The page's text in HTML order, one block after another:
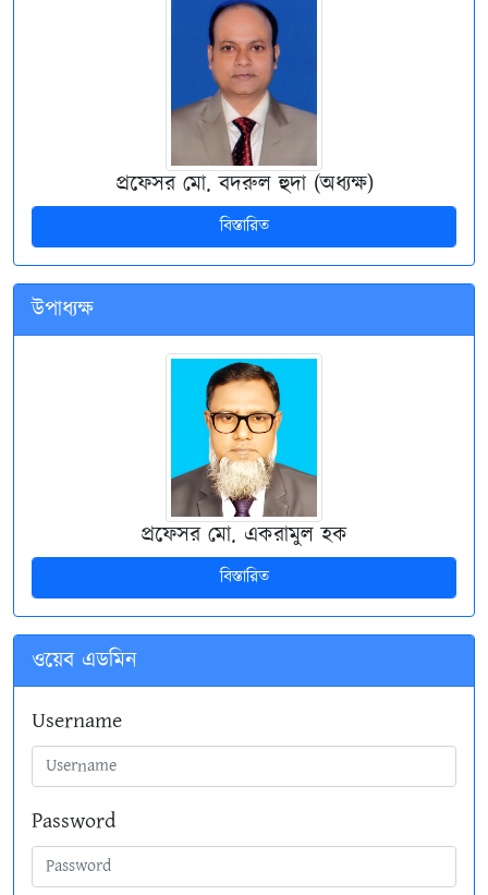
প্রফেসর মো. বদরুল হুদা (অধ্যক্ষ)
বিস্তারিত
উপাধ্যক্ষ
প্রফেসর মো. একরামুল হক
বিস্তারিত
ওয়েব এডমিন
Username
Password